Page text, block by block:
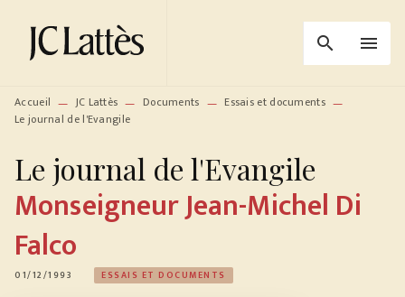
MENU RECHERCHE
PIED DE PAGE
search menu
Accueil — JC Lattès — Documents — Essais et documents —
Le journal de l'Evangile
Le journal de l'Evangile
Monseigneur Jean-Michel Di
Falco
01/12/1993 ESSAIS ET DOCUMENTS